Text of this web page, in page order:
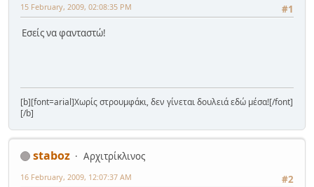
#1
15 February, 2009, 02:08:35 PM
Εσείς να φανταστώ!
[b][font=arial]Χωρίς στρουμφάκι, δεν γίνεται δουλειά εδώ μέσα![/font]
[/b]
staboz
Αρχιτρίκλινος
#2
16 February, 2009, 12:07:37 AM